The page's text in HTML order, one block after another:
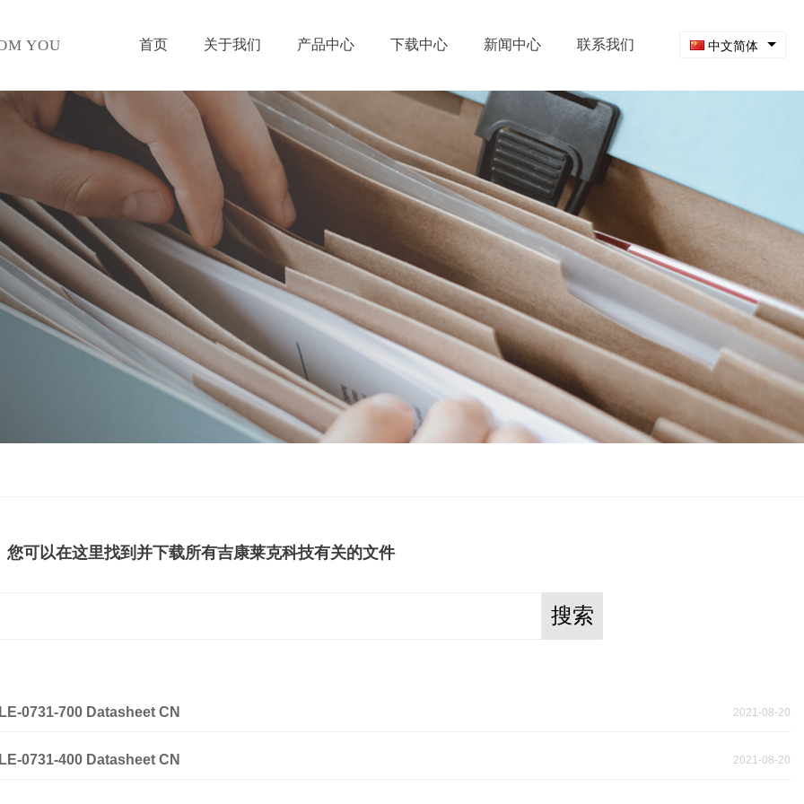
首页 关于我们 产品中心 下载中心 新闻中心 联系我们 中文简体
您可以在这里找到并下载所有吉康莱克科技有关的文件
搜索
0731-700 Datasheet CN 2021-08-20
0731-400 Datasheet CN 2021-08-20